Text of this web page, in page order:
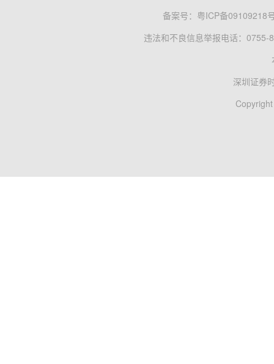
备案号： 粤ICP备09109218
违法和不良信息举报电话：0755-
深圳证券